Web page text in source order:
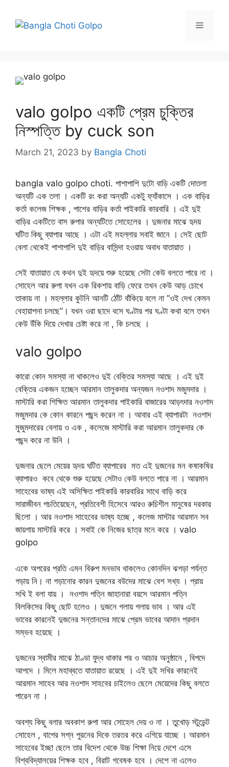
content
Menu
valo golpo একটি প্রেম চুক্তির
নিস্পত্তি by cuck son
March 21, 2023 by Bangla Choti
bangla valo golpo choti. পাশাপাশি দুটো বাড়ি একটি দোতলা
অন্যটি এক তলা । একটি রং করা অন্যটি একটু ফ্যাঁকাসে । এক বাড়ির
কর্তা কলেজ শিক্ষক , পাশের বাড়ির কর্তা পাইকারি কারবারি । এই দুই
বাড়ির একটিতে বাস রুপার অন্যটিতে সোহেলের । দুজনার মাঝে হৃদয়
ঘটিত কিছু ব্যাপার আছে । এটা এই মহল্লার সবাই জানে । সেই ছোট
বেলা থেকেই পাশাপাশি দুই বাড়ির বাসিন্দা হওয়ায় অবাধ যাতায়াত ।
সেই যাতায়াত যে কথন দুই হৃদয়ে শুরু হয়েছে সেটা কেউ বলতে পারে না ।
সোহেল আর রুপা যখন এক রিকশায় বাড়ি ফেরে তখন কেউ আড় চোখে
তাকায় না । মহল্লার কুটনি আনটি ঠোঁট বাঁকিয়ে বলে না “ওই দেখ কেমন
বেহায়াপনা চলছে”। যখন ওরা ছাদে বসে ঘণ্টার পর ঘণ্টা কথা বলে তখন
কেউ উঁকি দিয়ে দেখার চেষ্টা করে না , কি চলছে ।
valo golpo
কারো কোন সমস্যা না থাকলেও দুই বেক্তির সমস্যা আছে । এই দুই
বেক্তির একজন হচ্ছেন আরমান তালুকদার অন্যজন নওশাদ মজুমদার ।
মাস্টারি করা শিক্ষিত আরমান তালুকদার পাইকারি বাজারের আড়ৎদার নওশাদ
মজুমদার কে কোন কারনে পছন্দ করেন না । আবার এই ব্যাপারটা নওশাদ
মুজুমদারের বেলায় ও এক , কলেজে মাস্টারি করা আরমান তালুকদার কে
পছন্দ করে না উনি ।
দুজনার ছেলে মেয়ের হৃদয় ঘটিত ব্যাপারের মত এই দুজনের মন কষাকষির
ব্যাপারও কবে থেকে শুরু হয়েছে সেটাও কেউ বলতে পারে না । আরমান
সাহেবের ভাষ্য এই অসিক্ষিত পাইকারি কারবারির সাথে বাড়ি করে
সারাজীবন পচতিয়েছেন, প্রতিবেশী হিসেবে আরও রুচিশীল মানুষের দরকার
ছিলো । আর নওশাদ সাহেবের ভাষ্য হচ্ছে , কলেজ মাস্টার আরমান সব
জায়গায় মাস্টারি করে । সবাই কে নিজের ছাত্র মনে করে । valo
golpo
একে অপরের প্রতি এমন বিরুপ মনভাব থাকলেও কোনদিন ঝগড়া পর্যন্ত
গড়ায় নি। না গড়ানোর কারন দুজনের বউদের মাঝে বেশ সখ্য । প্রায়
সখি ই বলা যায় । নওশাদ পত্নি জাহানারা বয়সে আরমান পত্নি
বিলকিসের কিছু ছোট হলেও । দুজনে গলায় গলায় ভাব । আর এই
ভাবের কারনেই দুজনের সন্তানদের মাঝে প্রেম ভাবের আদান প্রদান
সম্ভব হয়েছে ।
দুজনের স্বামীর মাঝে ঠাণ্ডা যুদ্ধ থাকার পর ও আচার অনুষ্ঠানে , বিপদে
আপদে । মিলে মহাব্বতে যাতায়াত রয়েছে । এই দুই সখির কারনেই
আরমান সাহেব আর নওশাদ সাহবের চাইলেও ছেলে মেয়েদের কিছু বলতে
পারেন না ।
অবশ্য কিছু বলার অবকাশ রুপা আর সোহেল দেয় ও না । তুখোড় স্টুডেন্ট
সোহেল , বাপের সপ্ন পুরনের দিকে তরতর করে এগিয়ে যাচ্ছে । আরমান
সাহেবের ইচ্ছা ছেলে তার বিদেশ থেকে উচ্চ শিক্ষা নিয়ে দেশে এসে
বিশ্ববিদ্যালয়ের শিক্ষক হবে , বিরাট গবেষক হবে । দেশে না এলেও